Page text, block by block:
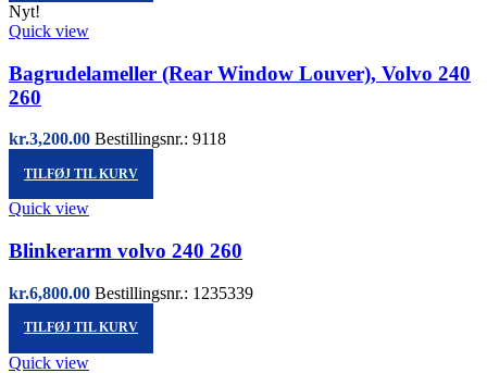
Nyt!
Quick view
Bagrudelameller (Rear Window Louver), Volvo 240
260
kr.3,200.00 Bestillingsnr.: 9118
TILFØJ TIL KURV
Quick view
Blinkerarm volvo 240 260
kr.6,800.00 Bestillingsnr.: 1235339
TILFØJ TIL KURV
Quick view